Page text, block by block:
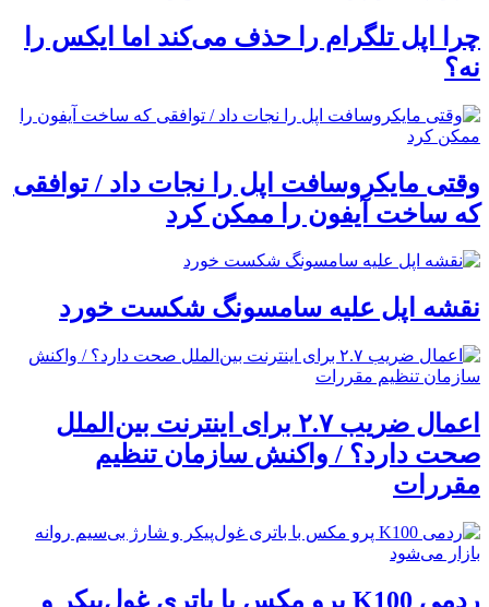
چرا اپل تلگرام را حذف می‌کند اما ایکس را
نه؟
وقتی مایکروسافت اپل را نجات داد / توافقی
که ساخت آیفون را ممکن کرد
نقشه اپل علیه سامسونگ شکست خورد
اعمال ضریب ۲.۷ برای اینترنت بین‌الملل
صحت دارد؟ / واکنش سازمان تنظیم
مقررات
ردمی K100 پرو مکس با باتری غول‌پیکر و